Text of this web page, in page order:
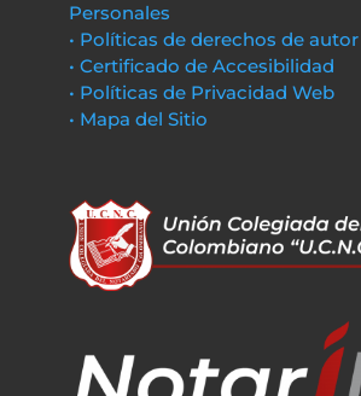
Personales
• Políticas de derechos de autor
• Certificado de Accesibilidad
• Políticas de Privacidad Web
• Mapa del Sitio